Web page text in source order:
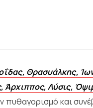
Θρασυάλκης,
Άρχιππος, Λύσις,
πυθαγορισμό και